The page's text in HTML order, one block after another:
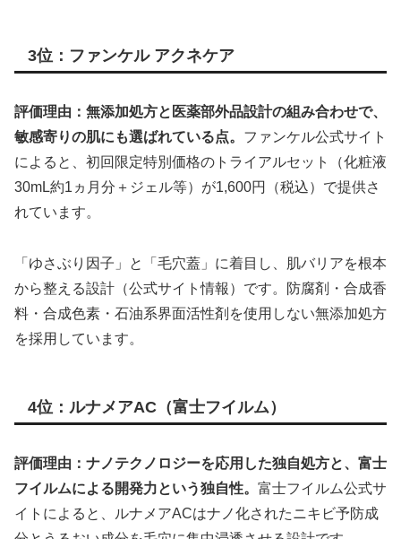
3位：ファンケル アクネケア
評価理由：無添加処方と医薬部外品設計の組み合わせで、
敏感寄りの肌にも選ばれている点。 ファンケル公式サイト
によると、初回限定特別価格のトライアルセット（化粧液
30mL約1ヵ月分＋ジェル等）が1,600円（税込）で提供さ
れています。
「ゆさぶり因子」と「毛穴蓋」に着目し、肌バリアを根本
から整える設計（公式サイト情報）です。防腐剤・合成香
料・合成色素・石油系界面活性剤を使用しない無添加処方
を採用しています。
4位：ルナメアAC（富士フイルム）
評価理由：ナノテクノロジーを応用した独自処方と、富士
フイルムによる開発力という独自性。 富士フイルム公式サ
イトによると、ルナメアACはナノ化されたニキビ予防成